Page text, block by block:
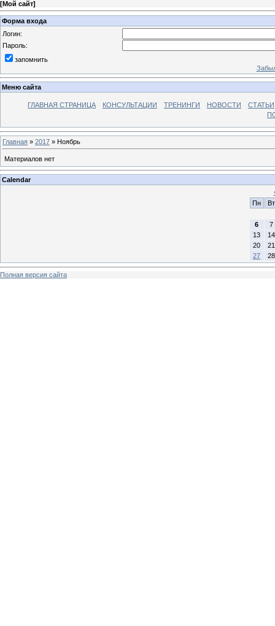
[Мой сайт]
Форма входа
Логин:
Пароль:
запомнить
Меню сайта
ГЛАВНАЯ СТРАНИЦА КОНСУЛЬТАЦИИ ТРЕНИНГИ НОВОСТИ
СТАТЬИ
Главная » 2017 » Ноябрь
Материалов нет
Calendar
Пн
Вт
6
7
13
14
20
21
27
28
Полная версия сайта